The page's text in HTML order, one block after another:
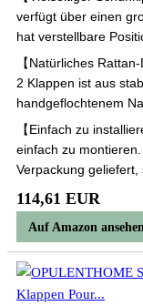
verfügt über einen
hat verstellbare
【Natürliches
2 Klappen ist aus
handgeflochtenem
【Einfach zu
einfach zu
Verpackung geliefert,
114,61 EUR
Auf Amazon